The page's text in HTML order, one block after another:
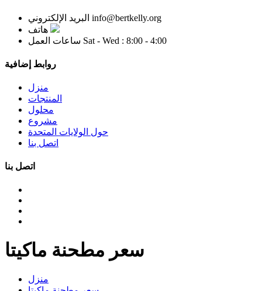
البريد الإلكتروني info@bertkelly.org
هاتف
ساعات العمل Sat - Wed : 8:00 - 4:00
روابط إضافية
منزل
المنتجات
محلول
مشروع
حول الولايات المتحدة
اتصل بنا
اتصل بنا
سعر مطحنة ماكيتا
منزل